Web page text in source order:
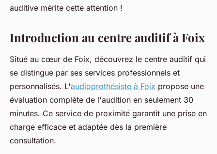
auditive mérite cette attention !
Introduction au centre auditif à Foix
Situé au cœur de Foix, découvrez le centre auditif qui
se distingue par ses services professionnels et
personnalisés. L'audioprothésiste à Foix propose une
évaluation complète de l'audition en seulement 30
minutes. Ce service de proximité garantit une prise en
charge efficace et adaptée dès la première
consultation.